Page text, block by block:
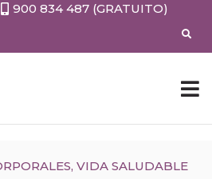
900 834 487 (GRATUITO)
, VIDA SALUDABLE